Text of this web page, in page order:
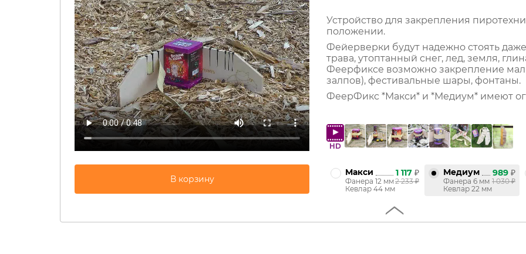
Устройство для закрепления
положении.
Фейерверки будут надежно стоять
трава, утоптанный снег, лед, земля,
Феерфиксе возможно закрепление
залпов), фестивальные шары, фонтаны.
ФеерФикс *Макси* и *Медиум* имеют
HD
Макси
Фанера 12 мм
Кевлар 44 мм
1 117 ₽
2 233₽
Медиум
Фанера 6 мм
Кевлар 22 мм
989 ₽
1 030₽